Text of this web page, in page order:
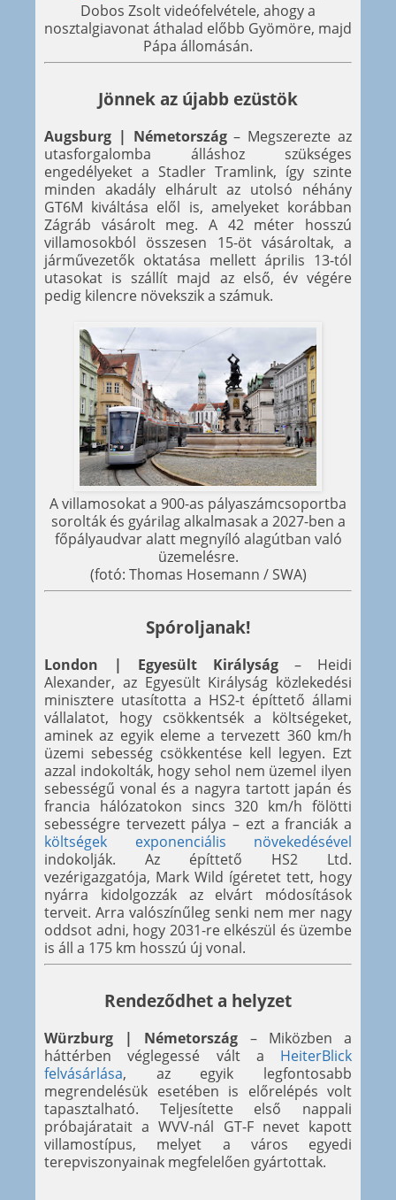
Dobos Zsolt videófelvétele, ahogy a
nosztalgiavonat áthalad előbb Gyömöre, majd
Pápa állomásán.
Jönnek az újabb ezüstök
Augsburg | Németország– Megszerezte az
utasforgalomba álláshoz szükséges
engedélyeket a Stadler Tramlink, így szinte
minden akadály elhárult az utolsó néhány
GT6M kiváltása elől is, amelyeket korábban
Zágráb vásárolt meg. A 42 méter hosszú
villamosokból összesen 15-öt vásároltak, a
járművezetők oktatása mellett április 13-tól
utasokat is szállít majd az első, év végére
pedig kilencre növekszik a számuk.
A villamosokat a 900-as pályaszámcsoportba
sorolták és gyárilag alkalmasak a 2027-ben a
főpályaudvar alatt megnyíló alagútban való
üzemelésre.
(fotó: Thomas Hosemann / SWA)
Spóroljanak!
London | Egyesült Királyság – Heidi
Alexander, az Egyesült Királyság közlekedési
minisztere utasította a HS2-t építtető állami
vállalatot, hogy csökkentsék a költségeket,
aminek az egyik eleme a tervezett 360 km/h
üzemi sebesség csökkentése kell legyen. Ezt
azzal indokolták, hogy sehol nem üzemel ilyen
sebességű vonal és a nagyra tartott japán és
francia hálózatokon sincs 320 km/h fölötti
sebességre tervezett pálya – ezt a franciák a
költségek exponenciális növekedésével
indokolják. Az építtető HS2 Ltd.
vezérigazgatója, Mark Wild ígéretet tett, hogy
nyárra kidolgozzák az elvárt módosítások
terveit. Arra valószínűleg senki nem mer nagy
oddsot adni, hogy 2031-re elkészül és üzembe
is áll a 175 km hosszú új vonal.
Rendeződhet a helyzet
Würzburg | Németország – Miközben a
háttérben véglegessé vált a HeiterBlick
felvásárlása, az egyik legfontosabb
megrendelésük esetében is előrelépés volt
tapasztalható. Teljesítette első nappali
próbajáratait a WVV-nál GT-F nevet kapott
villamostípus, melyet a város egyedi
terepviszonyainak megfelelően gyártottak.